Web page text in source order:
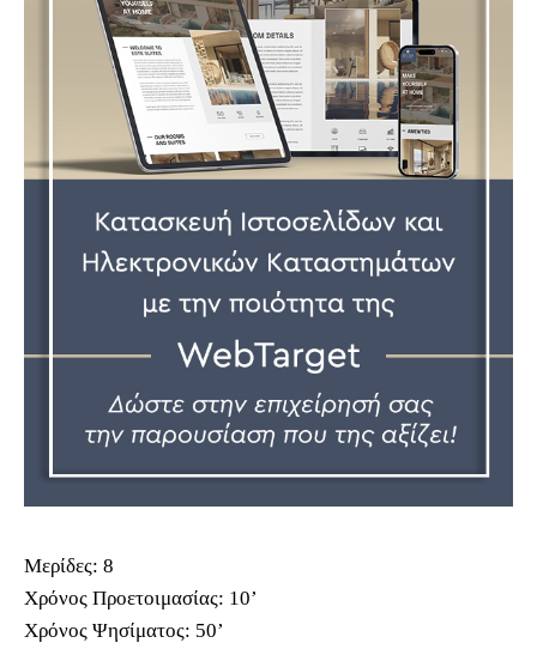
Μερίδες: 8
Χρόνος Προετοιμασίας: 10’
Χρόνος Ψησίματος: 50’